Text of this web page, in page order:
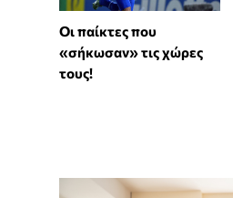
Οι παίκτες που
«σήκωσαν» τις χώρες
τους!